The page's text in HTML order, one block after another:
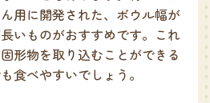
用に開発された、ボウル幅が
いものがおすすめです。これ
形物を取り込むことができる
食べやすいでしょう。